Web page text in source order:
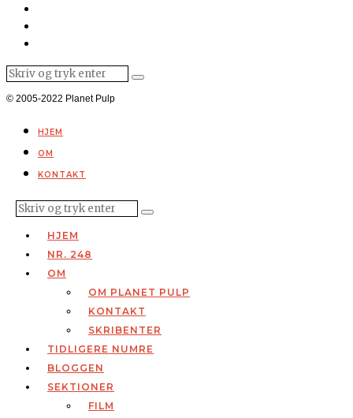
© 2005-2022 Planet Pulp
HJEM
OM
KONTAKT
HJEM
NR. 248
OM
OM PLANET PULP
KONTAKT
SKRIBENTER
TIDLIGERE NUMRE
BLOGGEN
SEKTIONER
FILM